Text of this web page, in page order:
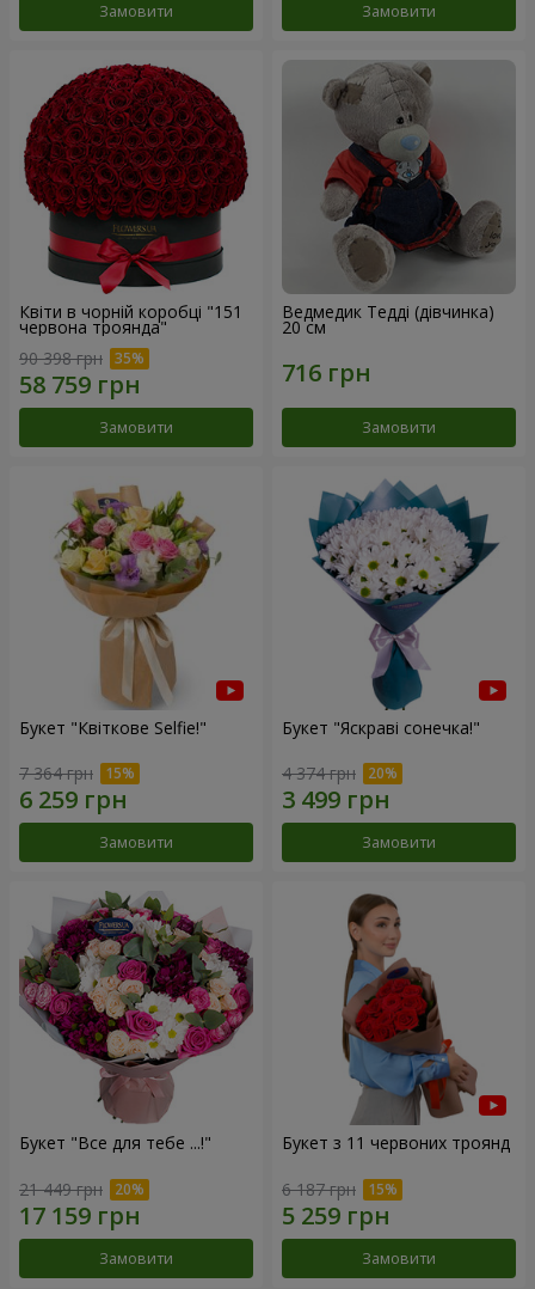
Замовити Замовити
Квіти в чорній коробці "151
червона троянда"
90 398 грн
Замовити
Ведмедик Тедді (дівчинка)
20 см
Замовити
Букет "Квіткове Selfie!"
7 364 грн
Замовити
Букет "Яскраві сонечка!"
4 374 грн
Замовити
Букет "Все для тебе ...!"
21 449 грн
Замовити
Букет з 11 червоних троянд
6 187 грн
Замовити